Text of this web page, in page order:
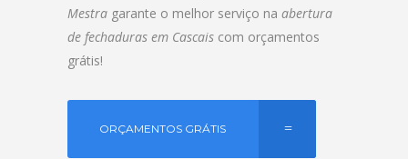
Mestra garante o melhor serviço na abertura
de fechaduras em Cascais com orçamentos
grátis!
ORÇAMENTOS GRÁTIS